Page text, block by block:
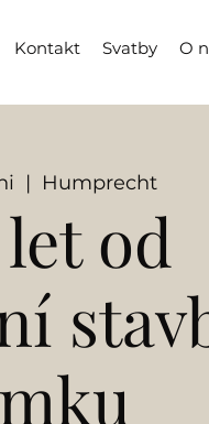
Kontakt Svatby O
  |
Humprecht
od